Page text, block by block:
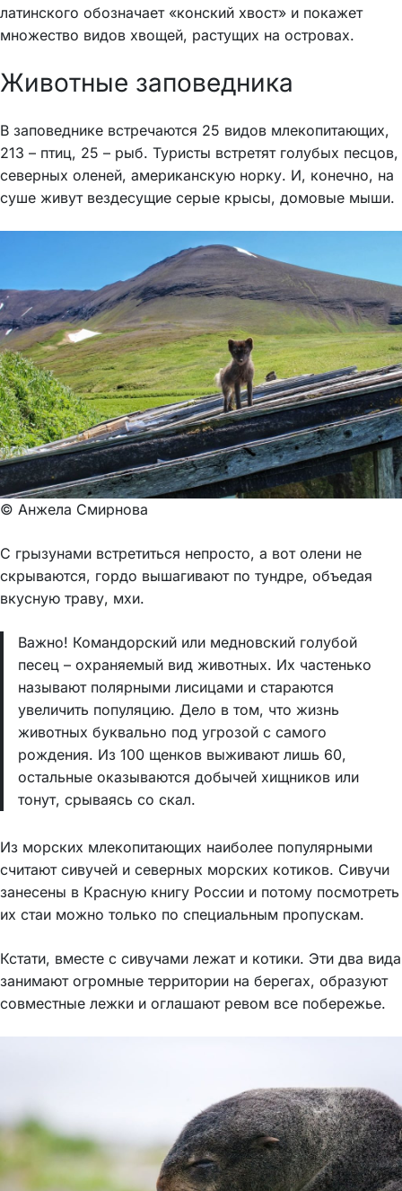
латинского обозначает «конский хвост» и покажет
множество видов хвощей, растущих на островах.
Животные заповедника
В заповеднике встречаются 25 видов млекопитающих,
213 – птиц, 25 – рыб. Туристы встретят голубых песцов,
северных оленей, американскую норку. И, конечно, на
суше живут вездесущие серые крысы, домовые мыши.
© Анжела Смирнова
С грызунами встретиться непросто, а вот олени не
скрываются, гордо вышагивают по тундре, объедая
вкусную траву, мхи.
Важно! Командорский или медновский голубой
песец – охраняемый вид животных. Их частенько
называют полярными лисицами и стараются
увеличить популяцию. Дело в том, что жизнь
животных буквально под угрозой с самого
рождения. Из 100 щенков выживают лишь 60,
остальные оказываются добычей хищников или
тонут, срываясь со скал.
Из морских млекопитающих наиболее популярными
считают сивучей и северных морских котиков. Сивучи
занесены в Красную книгу России и потому посмотреть
их стаи можно только по специальным пропускам.
Кстати, вместе с сивучами лежат и котики. Эти два вида
занимают огромные территории на берегах, образуют
совместные лежки и оглашают ревом все побережье.